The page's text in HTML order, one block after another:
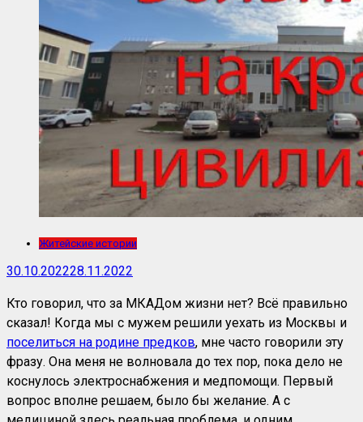
Житейские истории
30.10.202228.11.2022
Кто говорил, что за МКАДом жизни нет? Всё правильно
сказал! Когда мы с мужем решили уехать из Москвы и
поселиться на родине предков, мне часто говорили эту
фразу. Она меня не волновала до тех пор, пока дело не
коснулось электроснабжения и медпомощи. Первый
вопрос вполне решаем, было бы желание. А с